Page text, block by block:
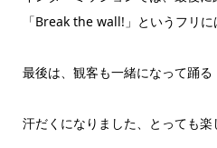
「Break the wall!」というフリに
最後は、観客も一緒になって踊る
汗だくになりました、とっても楽